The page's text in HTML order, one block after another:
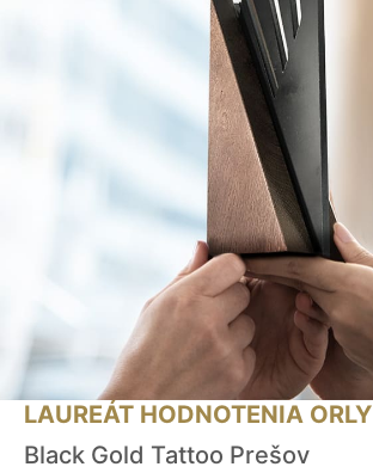
LAUREÁT HODNOTENIA ORLY
Black Gold Tattoo Prešov